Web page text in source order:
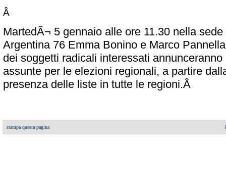
Â
MartedÃ¬ 5 gennaio alle ore 11.30 nella
Argentina 76 Emma Bonino e Marco
dei soggetti radicali interessati
assunte per le elezioni regionali, a partire
presenza delle liste in tutte le regioni.Â
stampa questa pagina